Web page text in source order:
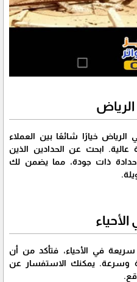
الرياض
الرياض خيارًا شائعًا بين العملاء
ابحث عن الحدادين الذين
حدادة ذات جودة، مما يضمن لك
في الأحياء، فتأكد من أن
وسرعة. يمكنك الاستفسار عن